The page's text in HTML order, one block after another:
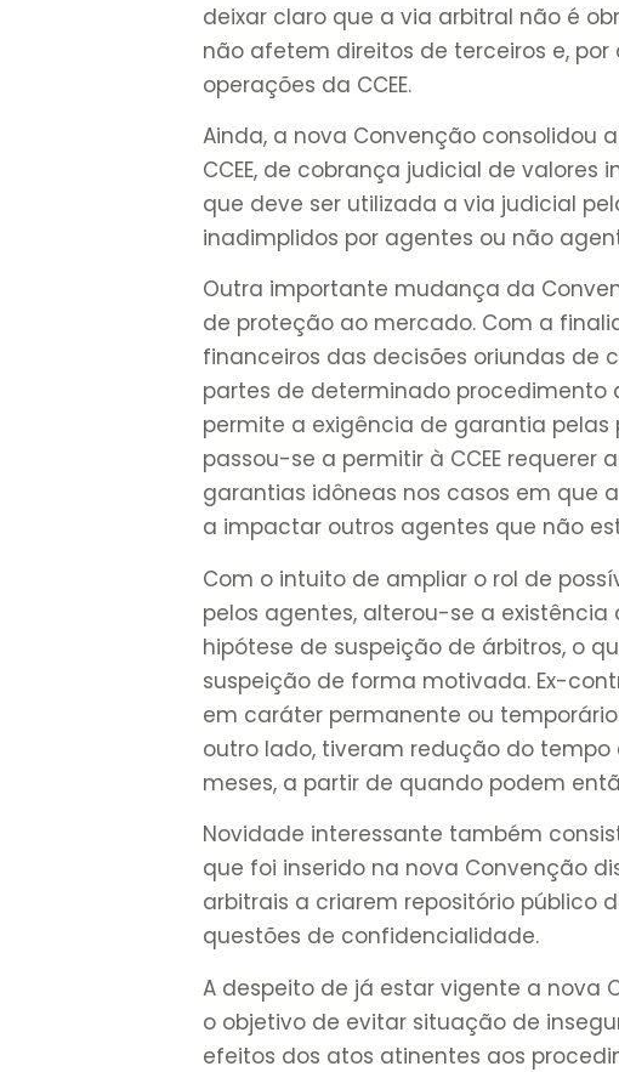
deixar claro que a via arbitral não é
não afetem direitos de terceiros e,
operações da CCEE.
Ainda, a nova Convenção consolidou
CCEE, de cobrança judicial de
que deve ser utilizada a via judicial
inadimplidos por agentes ou não
Outra importante mudança da
de proteção ao mercado. Com a
financeiros das decisões oriundas de
partes de determinado procedimento
permite a exigência de garantia pelas
passou-se a permitir à CCEE requerer
garantias idôneas nos casos em que
a impactar outros agentes que não
Com o intuito de ampliar o rol de
pelos agentes, alterou-se a
hipótese de suspeição de árbitros, o
suspeição de forma motivada. Ex-
em caráter permanente ou
outro lado, tiveram redução do
meses, a partir de quando podem
Novidade interessante também
que foi inserido na nova Convenção
arbitrais a criarem repositório público
questões de confidencialidade.
A despeito de já estar vigente a nova
o objetivo de evitar situação de
efeitos dos atos atinentes aos